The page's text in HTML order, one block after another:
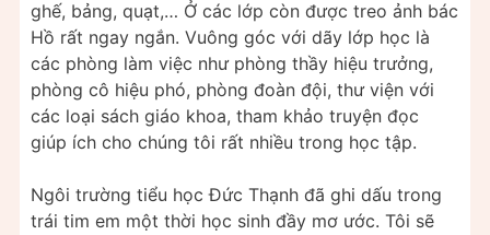
ghế, bảng, quạt,… Ở các lớp còn được treo ảnh bác
Hồ rất ngay ngắn. Vuông góc với dãy lớp học là
các phòng làm việc như phòng thầy hiệu trưởng,
phòng cô hiệu phó, phòng đoàn đội, thư viện với
các loại sách giáo khoa, tham khảo truyện đọc
giúp ích cho chúng tôi rất nhiều trong học tập.
Ngôi trường tiểu học Đức Thạnh đã ghi dấu trong
trái tim em một thời học sinh đầy mơ ước. Tôi sẽ